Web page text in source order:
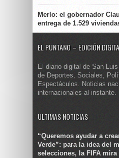
Merlo: el gobernador
entrega de 1.529
EL PUNTANO – EDICIÓN
El diario digital de San
de Deportes, Sociales,
Espectáculos. Noticias
internacionales al instante.
ULTIMAS NOTICIAS
“Queremos ayudar a
Verde”: para la idea del
selecciones, la FIFA mira